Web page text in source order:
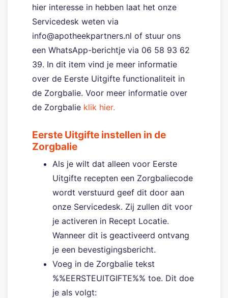
hier interesse in hebben laat het onze
Servicedesk weten via
info@apotheekpartners.nl of stuur ons
een WhatsApp-berichtje via 06 58 93 62
39. In dit item vind je meer informatie
over de Eerste Uitgifte functionaliteit in
de Zorgbalie. Voor meer informatie over
de Zorgbalie klik hier.
Eerste Uitgifte instellen in de
Zorgbalie
Als je wilt dat alleen voor Eerste
Uitgifte recepten een Zorgbaliecode
wordt verstuurd geef dit door aan
onze Servicedesk. Zij zullen dit voor
je activeren in Recept Locatie.
Wanneer dit is geactiveerd ontvang
je een bevestigingsbericht.
Voeg in de Zorgbalie tekst
%%EERSTEUITGIFTE%% toe. Dit doe
je als volgt: